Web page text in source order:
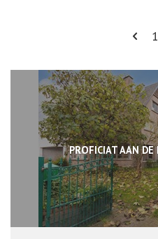
1
PROFICIAT AAN DE